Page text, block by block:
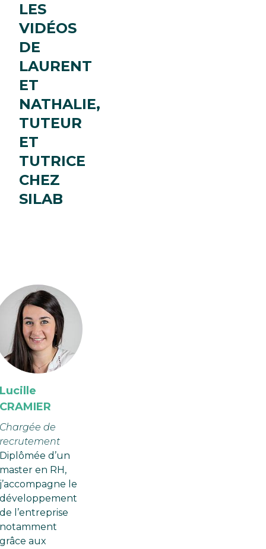
LES
VIDÉOS
DE
LAURENT
ET
NATHALIE,
TUTEUR
ET
TUTRICE
CHEZ
SILAB
de
d’un
en RH,
le
l’entreprise
aux